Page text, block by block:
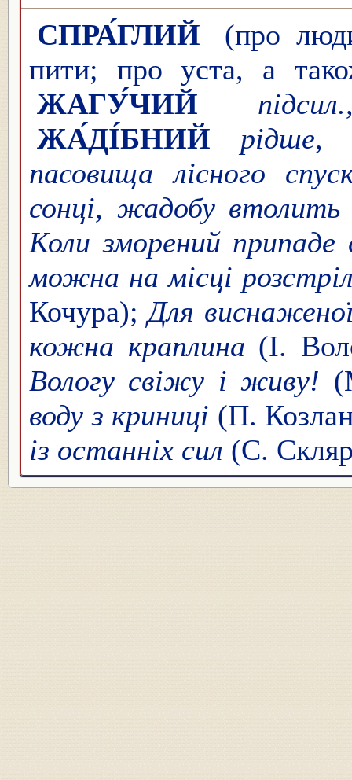
СПРА́ГЛИЙ
(про
пити; про уста, а
ЖАГУ́ЧИЙ
ЖА́ДІ́БНИЙ
рідше,
пасовища лісного
сонці, жадобу втолить
Коли зморений припаде
можна на місці
Кочура);Для
кожна краплина (І.
Вологу свіжу і живу!
воду з криниці (П.
із останніх сил (С.